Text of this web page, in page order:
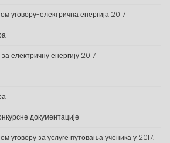
уговору-електрична енергија 2017
електричну енергију 2017
документације
уговору за услуге путовања ученика у 2017.